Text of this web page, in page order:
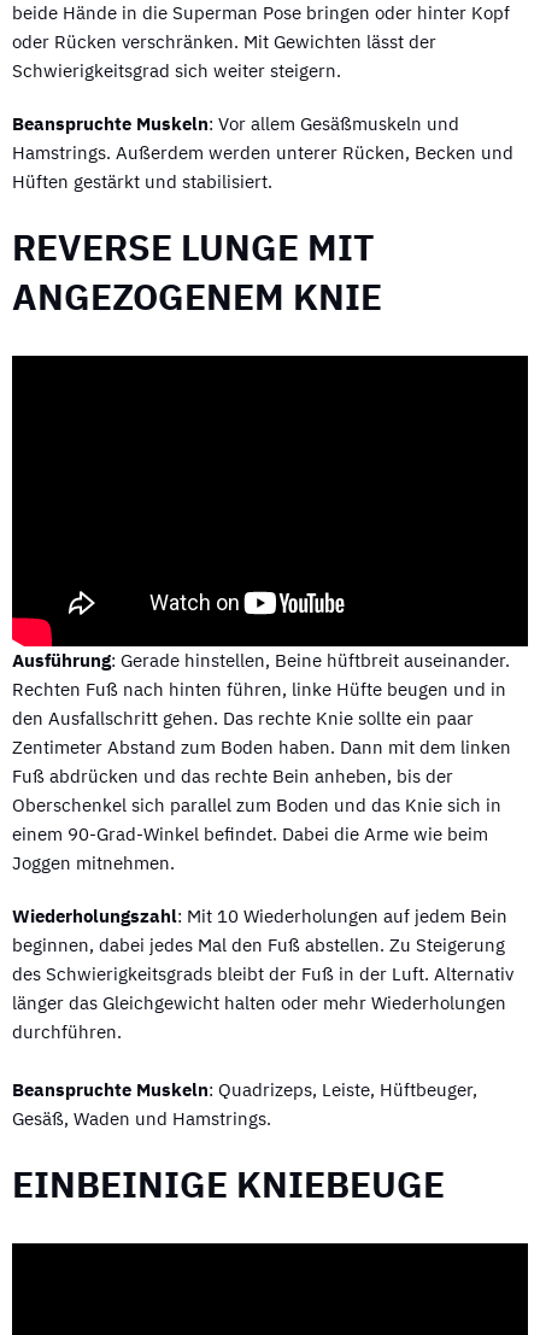
beide Hände in die Superman Pose bringen oder hinter Kopf
oder Rücken verschränken. Mit Gewichten lässt der
Schwierigkeitsgrad sich weiter steigern.
Beanspruchte Muskeln: Vor allem Gesäßmuskeln und
Hamstrings. Außerdem werden unterer Rücken, Becken und
Hüften gestärkt und stabilisiert.
REVERSE LUNGE MIT
ANGEZOGENEM KNIE
Ausführung: Gerade hinstellen, Beine hüftbreit auseinander.
Rechten Fuß nach hinten führen, linke Hüfte beugen und in
den Ausfallschritt gehen. Das rechte Knie sollte ein paar
Zentimeter Abstand zum Boden haben. Dann mit dem linken
Fuß abdrücken und das rechte Bein anheben, bis der
Oberschenkel sich parallel zum Boden und das Knie sich in
einem 90-Grad-Winkel befindet. Dabei die Arme wie beim
Joggen mitnehmen.
Wiederholungszahl: Mit 10 Wiederholungen auf jedem Bein
beginnen, dabei jedes Mal den Fuß abstellen. Zu Steigerung
des Schwierigkeitsgrads bleibt der Fuß in der Luft. Alternativ
länger das Gleichgewicht halten oder mehr Wiederholungen
durchführen.
Beanspruchte Muskeln: Quadrizeps, Leiste, Hüftbeuger,
Gesäß, Waden und Hamstrings.
EINBEINIGE KNIEBEUGE